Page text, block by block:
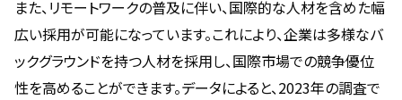
また、リモートワークの普及に伴い、国際的な人材を含めた幅
広い採用が可能になっています。これにより、企業は多様なバ
ックグラウンドを持つ人材を採用し、国際市場での競争優位
性を高めることができます。データによると、2023年の調査で